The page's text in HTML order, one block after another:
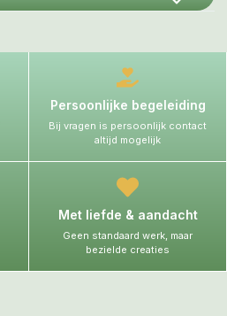
Persoonlijke begeleiding
Bij vragen is persoonlijk contact
altijd mogelijk
Met liefde & aandacht
Geen standaard werk, maar
bezielde creaties